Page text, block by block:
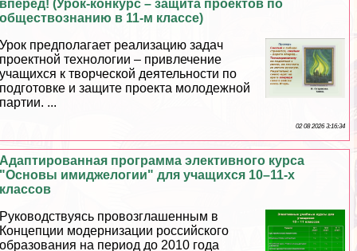
вперед! (Урок-конкурс – защита проектов по
обществознанию в 11-м классе)
Урок предполагает реализацию задач
проектной технологии – привлечение
учащихся к творческой деятельности по
подготовке и защите проекта молодежной
партии. ...
02 08 2026 3:16:34
Адаптированная программа элективного курса
"Основы имиджелогии" для учащихся 10–11-х
классов
Руководствуясь провозглашенным в
Концепции модернизации российского
образования на период до 2010 года